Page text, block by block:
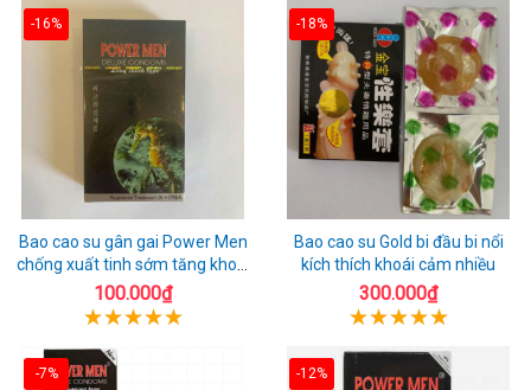
-16%
Bao cao su gân gai Power Men
chống xuất tinh sớm tăng khoái
cảm
100.000₫
-18%
Bao cao su Gold bi đầu bi nổi
kích thích khoái cảm nhiều
300.000₫
-7% -12%